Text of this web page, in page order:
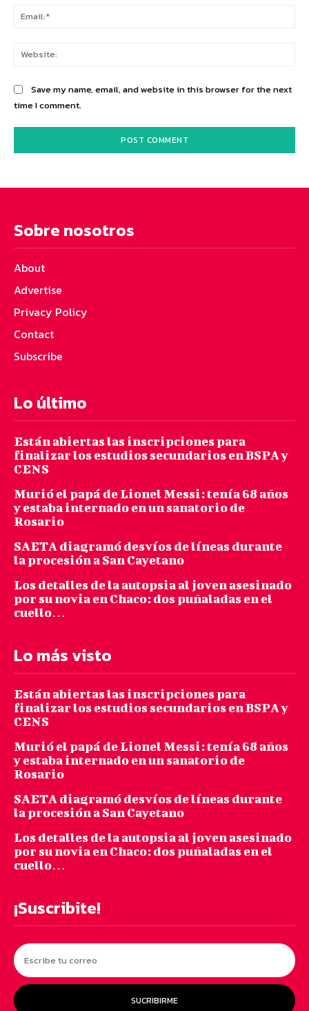
Save my name, email, and website in this browser for the next
time I comment.
Sobre nosotros
About
Advertise
Privacy Policy
Contact
Subscribe
Lo último
Están abiertas las inscripciones para
finalizar los estudios secundarios en BSPA y
CENS
Murió el papá de Lionel Messi: tenía 68 años
y estaba internado en un sanatorio de
Rosario
SAETA diagramó desvíos de líneas durante
la procesión a San Cayetano
Los detalles de la autopsia al joven asesinado
por su novia en Chaco: dos puñaladas en el
cuello…
Lo más visto
Están abiertas las inscripciones para
finalizar los estudios secundarios en BSPA y
CENS
Murió el papá de Lionel Messi: tenía 68 años
y estaba internado en un sanatorio de
Rosario
SAETA diagramó desvíos de líneas durante
la procesión a San Cayetano
Los detalles de la autopsia al joven asesinado
por su novia en Chaco: dos puñaladas en el
cuello…
¡Suscribite!
SUCRIBIRME